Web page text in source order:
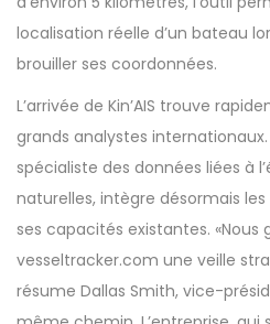
localisation réelle d’un bateau
brouiller ses coordonnées.
L’arrivée de Kin’AIS trouve
grands analystes
spécialiste des données liées à
naturelles, intègre désormais les
ses capacités existantes. «Nous
vesseltracker.com une veille
résume Dallas Smith, vice-